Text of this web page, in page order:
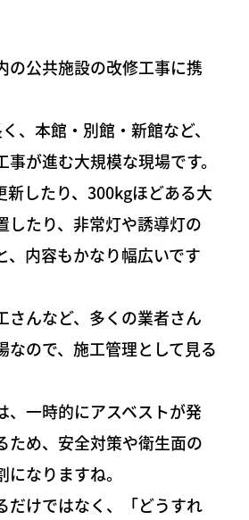
の公共施設の改修工事に携
、本館・別館・新館など、
が進む大規模な現場です。
新したり、300kgほどある大
したり、非常灯や誘導灯の
、内容もかなり幅広いです
さんなど、多くの業者さん
なので、施工管理として見る
、一時的にアスベストが発
ため、安全対策や衛生面の
なりますね。
だけではなく、「どうすれ